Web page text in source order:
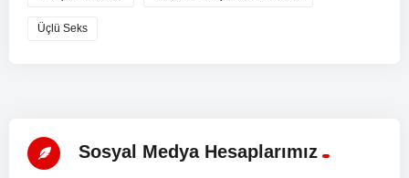
Üçlü Seks
Sosyal Medya Hesaplarımız